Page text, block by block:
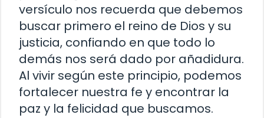
versículo nos recuerda que debemos
buscar primero el reino de Dios y su
justicia, confiando en que todo lo
demás nos será dado por añadidura.
Al vivir según este principio, podemos
fortalecer nuestra fe y encontrar la
paz y la felicidad que buscamos.